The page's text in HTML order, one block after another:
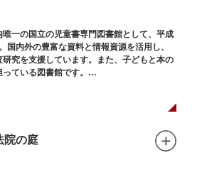
一の国立の児童書専門図書館として、平成
内外の豊富な資料と情報資源を活用し、
究を支援しています。また、子どもと本の
ている図書館です。
建てられた帝国図書館の建物を保存・再
院の庭